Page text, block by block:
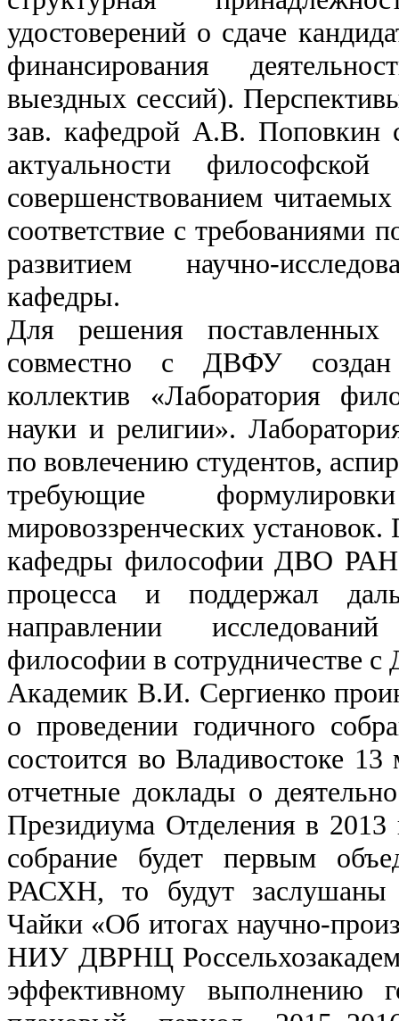
удостоверений о сдаче
финансирования
выездных сессий).
зав. кафедрой А.В. Поповкин
актуальности философской
совершенствованием
соответствие с требованиями
развитием научно-
кафедры.
Для решения
совместно с ДВФУ создан
коллектив «Лаборатория
науки и религии».
по вовлечению студентов,
требующие
мировоззренческих
кафедры философии ДВО РАН
процесса и поддержал
направлении
философии в сотрудничестве
Академик В.И. Сергиенко
о проведении годичного
состоится во Владивостоке
отчетные доклады о
Президиума Отделения в 2013
собрание будет первым
РАСХН, то будут
Чайки «Об итогах научно-
НИУ ДВРНЦ
эффективному выполнению